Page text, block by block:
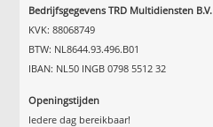
Bedrijfsgegevens TRD Multidiensten B.V.
KVK: 88068749
BTW: NL8644.93.496.B01
IBAN: NL50 INGB 0798 5512 32
Openingstijden
Iedere dag bereikbaar!